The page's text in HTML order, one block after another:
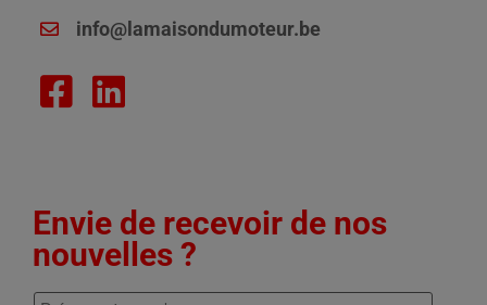
info@lamaisondumoteur.be
Envie de recevoir de nos
nouvelles ?